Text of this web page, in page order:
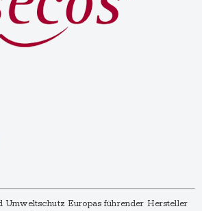
Umweltschutz Europas führender Hersteller